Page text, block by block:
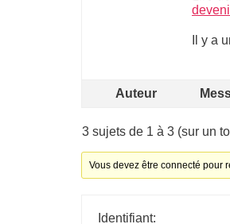
Il y a
Auteur
3 sujets de 1 à 3 (sur un
Vous devez être connecté pour
Identifiant: